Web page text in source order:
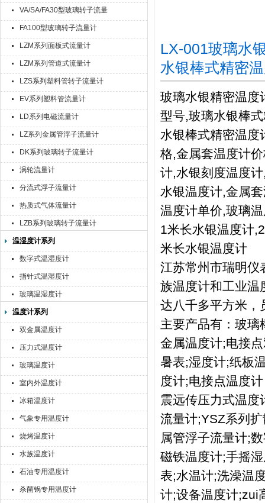
计
VA/SA/FA30型玻璃转子流量
计
FA100型玻璃转子流量计
LZM系列面板式流量计
LZM系列管道式流量计
LZS系列塑料管转子流量计
EV系列塑料管流量计
LD系列电磁流量计
LZ系列金属管浮子流量计
DK系列玻璃转子流量计
涡轮流量计
分流式浮子流量计
热质式气体流量计
LZB系列玻璃转子流量计
温湿度计系列
数字式温湿度计
指针式温湿度计
玻璃温湿度计
温度计系列
双金属温度计
压力式温度计
玻璃温度计
室内外温度计
冰箱温度计
气象专用温度计
烧烤温度计
水族温度计
石油专用温度计
杀菌锅专用温度计
LX-001玻璃水
水银棒式精密
玻璃水银精密温度
型号,玻璃水银棒
水银棒式精密温度
格,金属套温度计
计,水银刻度温度
水银温度计,金属
温度计单价,玻璃
1米长水银温度计
米长水银温度计
江苏常州市瑞明仪
族温度计和工业温
达八千多平方米，
主要产品有：玻璃
金属温度计;电接
暑表;湿度计;纸板
度计;电接点温度
震远传压力式温
流量计;YSZ系列
属管浮子流量计;
磁铁温度计;手摇
表;水温计;洗澡温
计;设备温度计;zui